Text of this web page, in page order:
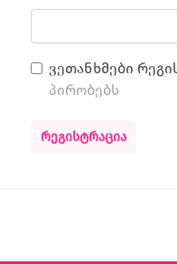
ვეთანხმები
პირობებს
ᲠᲔᲒᲘᲡᲢᲠᲐᲪᲘᲐ